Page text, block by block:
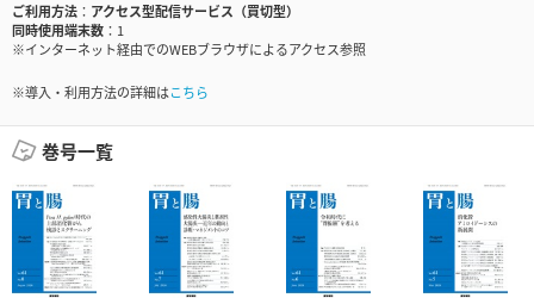
ご利用方法
アクセス型配信サービス（買切型）
同時使用端末数
1
※インターネット経由でのWEBブラウザによるアクセス参照
※導入・利用方法の詳細はこちら
巻号一覧